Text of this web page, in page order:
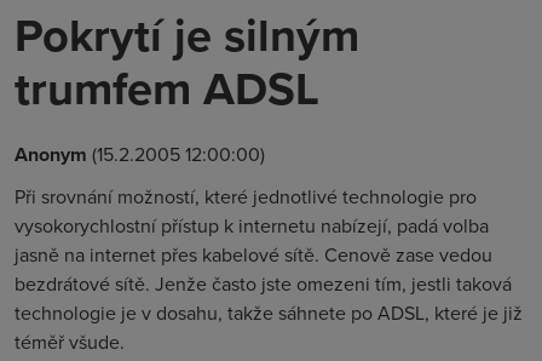
Pokrytí je silným
trumfem ADSL
Anonym (15.2.2005 12:00:00)
Při srovnání možností, které jednotlivé technologie pro
vysokorychlostní přístup k internetu nabízejí, padá volba
jasně na internet přes kabelové sítě. Cenově zase vedou
bezdrátové sítě. Jenže často jste omezeni tím, jestli taková
technologie je v dosahu, takže sáhnete po ADSL, které je již
téměř všude.